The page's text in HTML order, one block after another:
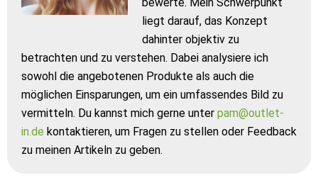
liegt darauf, das Konzept
dahinter objektiv zu
betrachten und zu verstehen. Dabei analysiere ich
sowohl die angebotenen Produkte als auch die
möglichen Einsparungen, um ein umfassendes Bild zu
vermitteln. Du kannst mich gerne unter pam@outlet-
in.de kontaktieren, um Fragen zu stellen oder Feedback
zu meinen Artikeln zu geben.